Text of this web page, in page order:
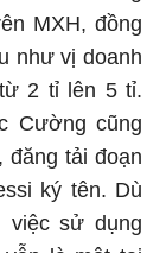
MXH, đồng
như vị doanh
2 tỉ lên 5 tỉ.
Cường cũng
đăng tải đoạn
ký tên. Dù
việc sử dụng